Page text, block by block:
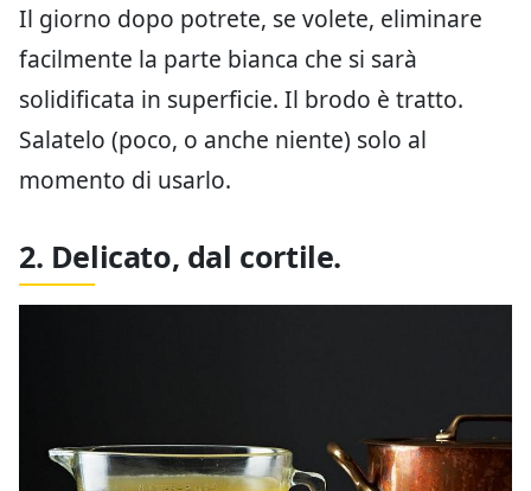
Il giorno dopo potrete, se volete, eliminare
facilmente la parte bianca che si sarà
solidificata in superficie. Il brodo è tratto.
Salatelo (poco, o anche niente) solo al
momento di usarlo.
2. Delicato, dal cortile.